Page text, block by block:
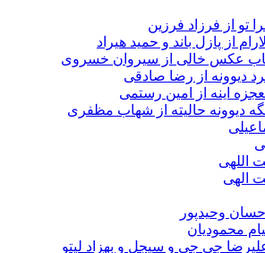
تو از فرزاد فرزین
از پازل باند و حمید هیراد
عکس خالی از سیروان خسروی
دیوونه از رضا صادقی
اینه از امین رستمی
دیوونه حالیته از شهاب مظفری
اللهی
الهی
وحیدپور
محمودیان
جی جی و سیجل و بهزاد لیتو